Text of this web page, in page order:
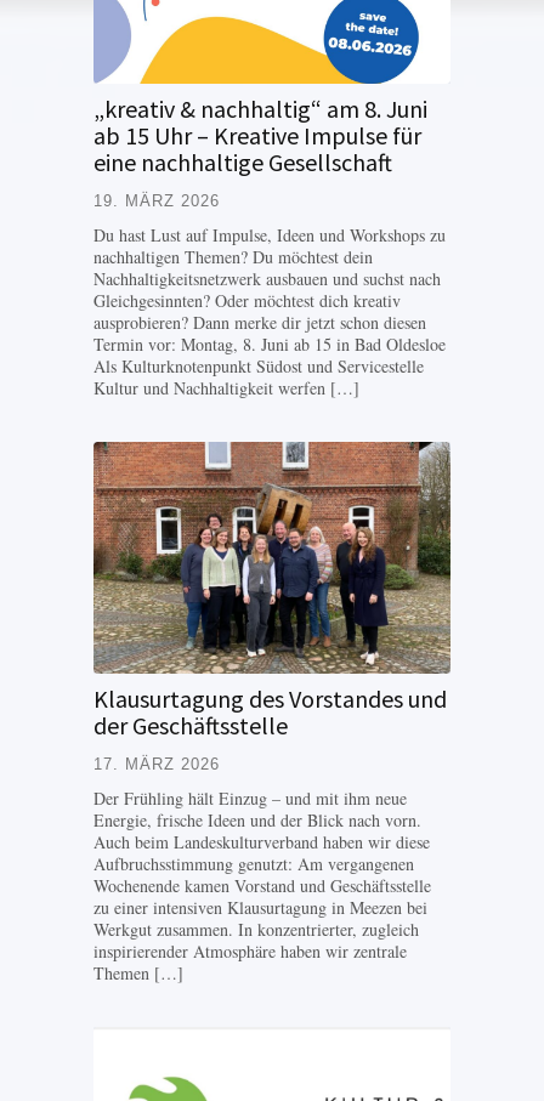
„kreativ & nachhaltig“ am 8. Juni
ab 15 Uhr – Kreative Impulse für
eine nachhaltige Gesellschaft
19. MÄRZ 2026
Du hast Lust auf Impulse, Ideen und Workshops zu
nachhaltigen Themen? Du möchtest dein
Nachhaltigkeitsnetzwerk ausbauen und suchst nach
Gleichgesinnten? Oder möchtest dich kreativ
ausprobieren? Dann merke dir jetzt schon diesen
Termin vor: Montag, 8. Juni ab 15 in Bad Oldesloe
Als Kulturknotenpunkt Südost und Servicestelle
Kultur und Nachhaltigkeit werfen […]
Klausurtagung des Vorstandes und
der Geschäftsstelle
17. MÄRZ 2026
Der Frühling hält Einzug – und mit ihm neue
Energie, frische Ideen und der Blick nach vorn.
Auch beim Landeskulturverband haben wir diese
Aufbruchsstimmung genutzt: Am vergangenen
Wochenende kamen Vorstand und Geschäftsstelle
zu einer intensiven Klausurtagung in Meezen bei
Werkgut zusammen. In konzentrierter, zugleich
inspirierender Atmosphäre haben wir zentrale
Themen […]